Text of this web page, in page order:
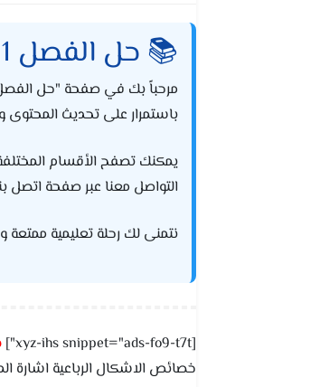
📚 حل الفصل 11 الاشكال الهندسية
باستمرار على تحديث المحتوى
يمكنك تصفح الأقسام المختلفة،
التواصل معنا عبر صفحة اتصل
نتمنى لك رحلة تعليمية ممتعة
[xyz-ihs snippet="ads-fo9-t7t"]